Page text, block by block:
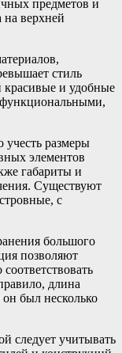
предметов и
на верхней
стиль
красивые и удобные
функциональными,
размеры
элементов
габариты и
Существуют
с
большого
позволяют
длина
был несколько
следует учитывать